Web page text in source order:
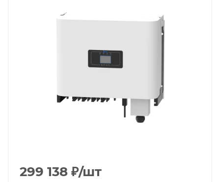
299 138 ₽/шт